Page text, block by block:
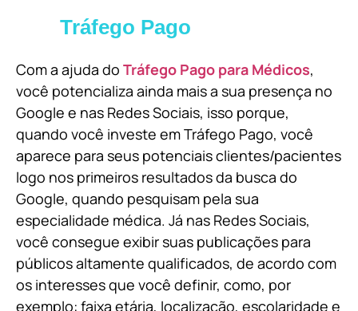
Tráfego Pago
Com a ajuda do Tráfego Pago para Médicos,
você potencializa ainda mais a sua presença no
Google e nas Redes Sociais, isso porque,
quando você investe em Tráfego Pago, você
aparece para seus potenciais clientes/pacientes
logo nos primeiros resultados da busca do
Google, quando pesquisam pela sua
especialidade médica. Já nas Redes Sociais,
você consegue exibir suas publicações para
públicos altamente qualificados, de acordo com
os interesses que você definir, como, por
exemplo: faixa etária, localização, escolaridade e